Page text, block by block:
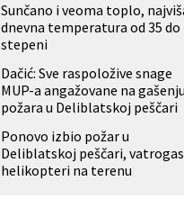
Sunčano i veoma toplo,
dnevna temperatura od 35 do
stepeni
Dačić: Sve raspoložive snage
MUP-a angažovane na gašenju
požara u Deliblatskoj peščari
Ponovo izbio požar u
Deliblatskoj peščari,
helikopteri na terenu